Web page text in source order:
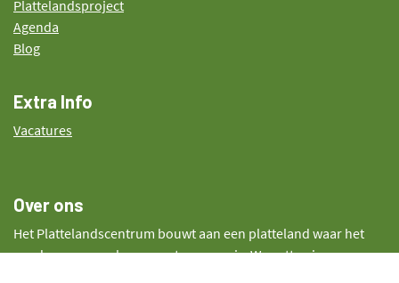
Plattelandsproject
Agenda
Blog
Extra Info
Vacatures
Over ons
Het Plattelandscentrum bouwt aan een platteland waar het
goed wonen, werken en ontspannen is. We zetten in op